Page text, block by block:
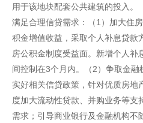
用于该地块配套公共建筑的投入。
满足合理信贷需求：（1）加大住
积金增值收益，采取个人补息贷款
房公积金制度受益面。新增个人
间控制在3个月内。（2）争取金
实好相关信贷政策，针对优质房地
度加大流动性贷款、并购业务等支
需求；引导商业银行及金融机构不